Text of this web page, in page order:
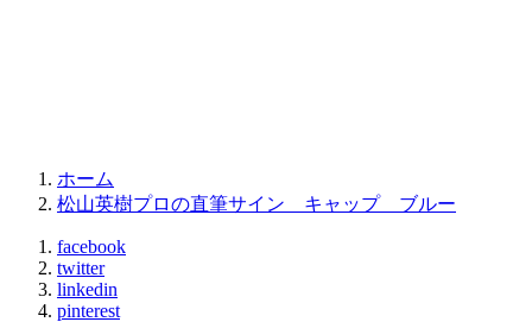
ホーム
松山英樹プロの直筆サイン キャップ ブルー
facebook
twitter
linkedin
pinterest